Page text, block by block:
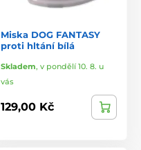
Miska DOG FANTASY
proti hltání bílá
Skladem, v pondělí 10. 8. u
vás
129,00 Kč